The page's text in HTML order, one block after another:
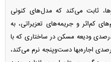
ثابت می‌کند که مدل‌های کنونی
کم‌اثر و جریمه‌های تعزیراتی، به
کامل رسیده‌اند. تسهیلات ۳۳ درصدی ودیعه مسکن در ساختاری که با
بالای ۷۰ درصد و رشد ۷۰ درصدی اجاره‌بها دست‌وپنجه نرم می‌کند،